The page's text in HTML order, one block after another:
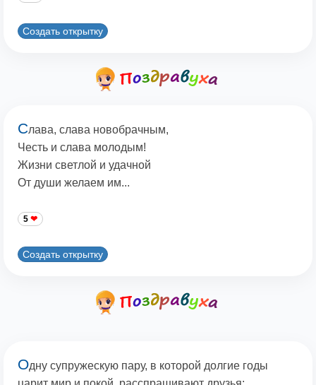
Создать открытку
Слава, слава новобрачным,
Честь и слава молодым!
Жизни светлой и удачной
От души желаем им...
5
Создать открытку
Одну супружескую пару, в которой долгие годы